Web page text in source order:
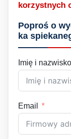
korzystnych
Poproś o
ka
Imię i nazwisko
Email